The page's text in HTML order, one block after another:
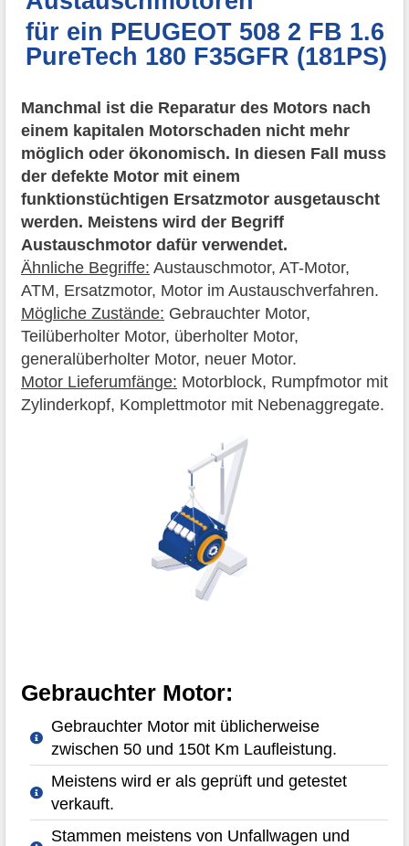
für ein PEUGEOT 508 2 FB 1.6
PureTech 180 F35GFR (181PS)
Manchmal ist die Reparatur des Motors nach
einem kapitalen Motorschaden nicht mehr
möglich oder ökonomisch. In diesen Fall muss
der defekte Motor mit einem
funktionstüchtigen Ersatzmotor ausgetauscht
werden. Meistens wird der Begriff
Austauschmotor dafür verwendet.
Ähnliche Begriffe: Austauschmotor, AT-Motor,
ATM, Ersatzmotor, Motor im Austauschverfahren.
Mögliche Zustände: Gebrauchter Motor,
Teilüberholter Motor, überholter Motor,
generalüberholter Motor, neuer Motor.
Motor Lieferumfänge: Motorblock, Rumpfmotor mit
Zylinderkopf, Komplettmotor mit Nebenaggregate.
Gebrauchter Motor:
Gebrauchter Motor mit üblicherweise
zwischen 50 und 150t Km Laufleistung.
Meistens wird er als geprüft und getestet
verkauft.
Stammen meistens von Unfallwagen und